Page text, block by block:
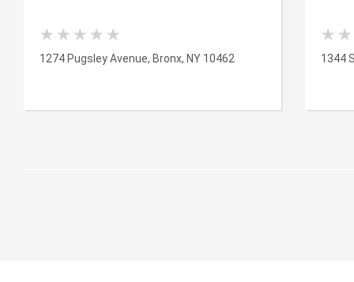
1274 Pugsley Avenue, Bronx, NY 10462 1344